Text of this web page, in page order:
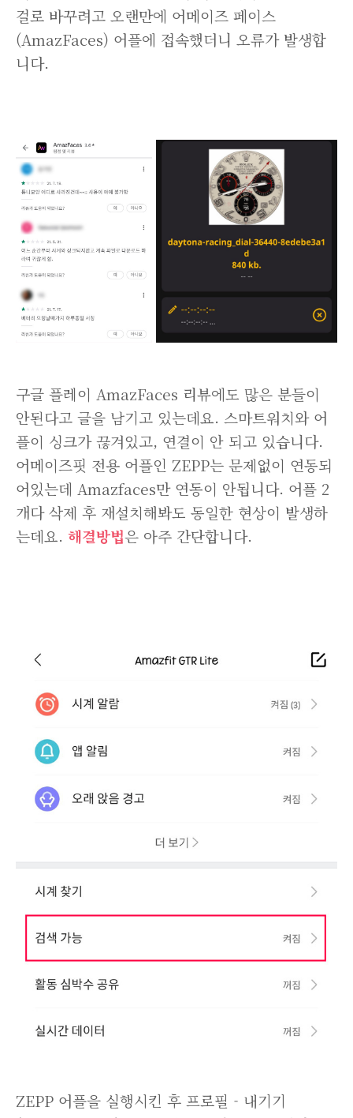
걸로 바꾸려고 오랜만에 어메이즈 페이스
(AmazFaces) 어플에 접속했더니 오류가 발생합
니다.
구글 플레이 AmazFaces 리뷰에도 많은 분들이
안된다고 글을 남기고 있는데요. 스마트워치와 어
플이 싱크가 끊겨있고, 연결이 안 되고 있습니다.
어메이즈핏 전용 어플인 ZEPP는 문제없이 연동되
어있는데 Amazfaces만 연동이 안됩니다. 어플 2
개다 삭제 후 재설치해봐도 동일한 현상이 발생하
는데요. 해결방법은 아주 간단합니다.
ZEPP 어플을 실행시킨 후 프로필 - 내기기